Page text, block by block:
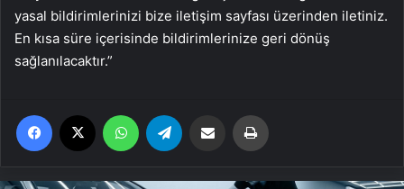
yasal bildirimlerinizi bize iletişim sayfası üzerinden iletiniz.
En kısa süre içerisinde bildirimlerinize geri dönüş
sağlanılacaktır.”
Facebook WhatsApp Email'den paylaş